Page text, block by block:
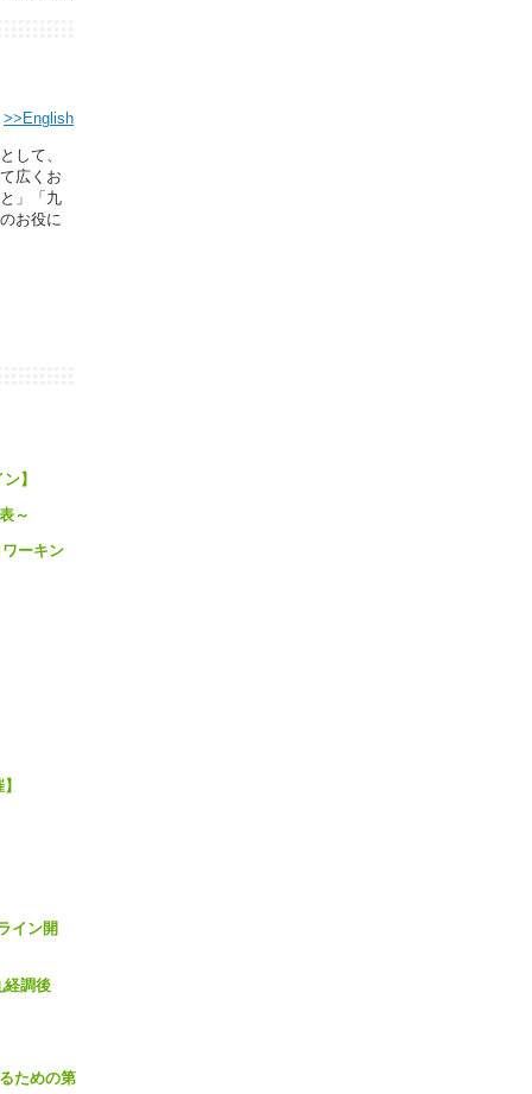
>>English
して、
広くお
」「九
お役に
】
～
ーキン
イン開
経調後
ための第